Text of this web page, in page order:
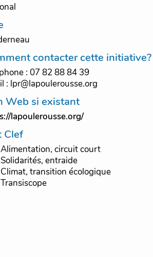
contacter cette initiative?
: 07 82 88 84 39
: lpr@lapoulerousse.org
Web si existant
lapoulerousse.org/
Clef
Alimentation, circuit court
Solidarités, entraide
Climat, transition écologique
Transiscope